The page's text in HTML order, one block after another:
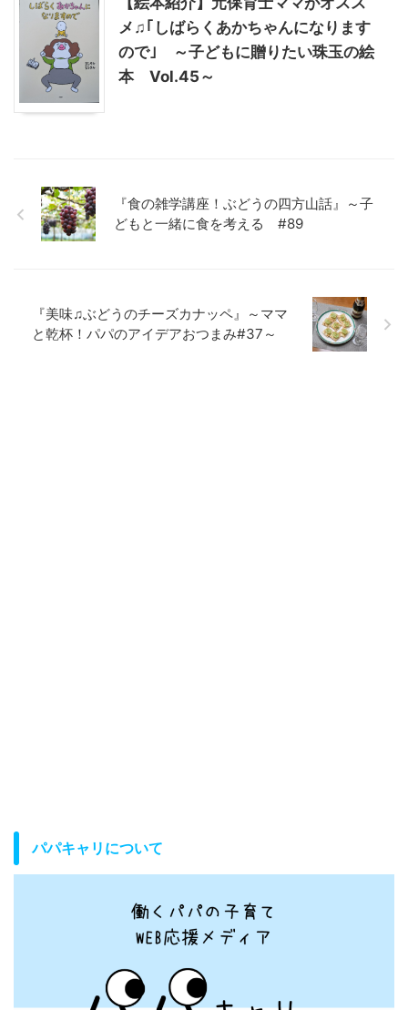
メ♫｢しばらくあかちゃんになります
ので｣ ～子どもに贈りたい珠玉の絵
本 Vol.45～
『食の雑学講座！ぶどうの四方山話』～子
どもと一緒に食を考える #89
『美味♫ぶどうのチーズカナッペ』～ママ
と乾杯！パパのアイデアおつまみ#37～
パパキャリについて